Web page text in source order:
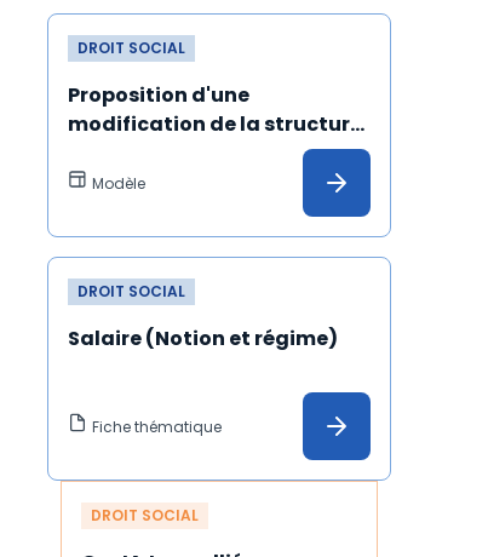
DROIT SOCIAL
Proposition d'une
modification de la structure
Modèle
DROIT SOCIAL
Salaire (Notion et régime)
Fiche thématique
DROIT SOCIAL